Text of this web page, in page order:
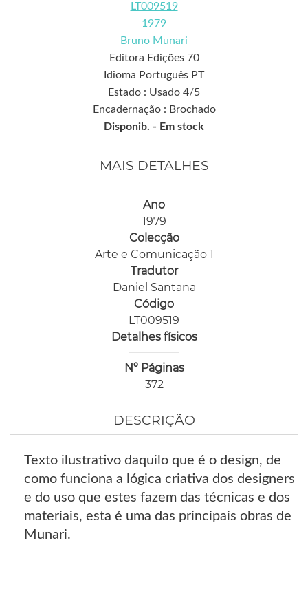
LT009519
1979
Bruno Munari
Editora Edições 70
Idioma Português PT
Estado : Usado 4/5
Encadernação : Brochado
Disponib. - Em stock
MAIS DETALHES
Ano
1979
Colecção
Arte e Comunicação 1
Tradutor
Daniel Santana
Código
LT009519
Detalhes físicos
Nº Páginas
372
DESCRIÇÃO
Texto ilustrativo daquilo que é o design, de
como funciona a lógica criativa dos designers
e do uso que estes fazem das técnicas e dos
materiais, esta é uma das principais obras de
Munari.